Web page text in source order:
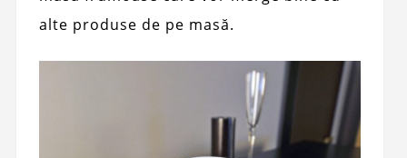
alte produse de pe masă.